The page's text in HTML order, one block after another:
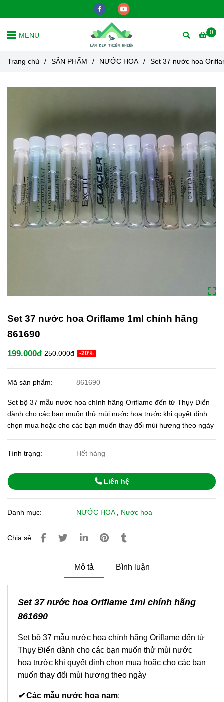
0
MENU
Trang chủ / SẢN PHẨM / NƯỚC HOA / Set 37 nước hoa
Set 37 nước hoa Oriflame 1ml chính hãng
861690
199.000đ 250.000đ -20%
Mã sản phẩm: 861690
Set bộ 37 mẫu nước hoa chính hãng Oriflame đến từ Thụy Điển
dành cho các bạn muốn thử mùi nước hoa trước khi quyết định
chọn mua hoặc cho các bạn muốn thay đổi mùi hương theo ngày
Tình trạng: Hết hàng
Liên hệ
Danh mục: NƯỚC HOA Nước hoa
Chia sẻ:
Mô tả Bình luận
Set 37 nước hoa Oriflame 1ml chính hãng
861690
Set bộ 37 mẫu nước hoa chính hãng Oriflame đến từ
Thụy Điển dành cho các bạn muốn thử mùi nước
hoa trước khi quyết định chọn mua hoặc cho các bạn
muốn thay đổi mùi hương theo ngày
✔Các mẫu nước hoa nam: